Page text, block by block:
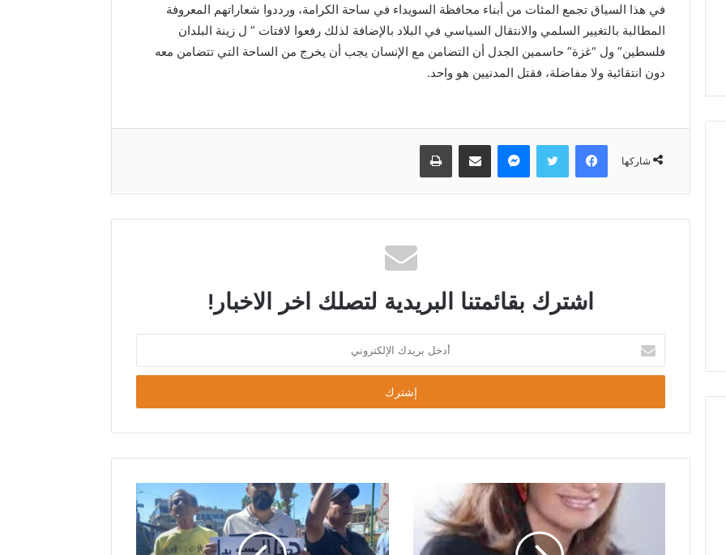
في هذا السياق تجمع المئات من أبناء محافظة السويداء في ساحة الكرامة، ورددوا شعاراتهم المعروفة
المطالبة بالتغيير السلمي والانتقال السياسي في البلاد بالإضافة لذلك رفعوا لافتات ” ل زينة البلدان
فلسطين” ول “غزة” حاسمين الجدل أن التضامن مع الإنسان يجب أن يخرج من الساحة التي تتضامن معه
دون انتقائية ولا مفاضلة، فقتل المدنيين هو واحد.
شاركها
اشترك بقائمتنا البريدية لتصلك اخر الاخبار!
من عتيل .. تكريم يوثق إرث عالم
الآثار الراحل علي أبو عساف.
27/06/2026
الملاذ الرقمي…جغرافيا العتمة
واقتصاد النجاة في السويداء.
متوقعة وتنفيذ للخطة الزراعية
يتجاوز 111%